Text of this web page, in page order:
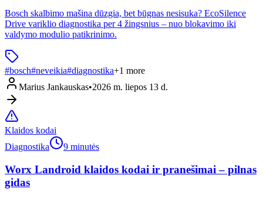
Bosch skalbimo mašina dūzgia, bet būgnas nesisuka? EcoSilence
Drive variklio diagnostika per 4 žingsnius – nuo blokavimo iki
valdymo modulio patikrinimo.
#bosch#neveikia#diagnostika+1 more
Marius Jankauskas•2026 m. liepos 13 d.
Klaidos kodai
Diagnostika
9 minutės
Worx Landroid klaidos kodai ir pranešimai – pilnas
gidas